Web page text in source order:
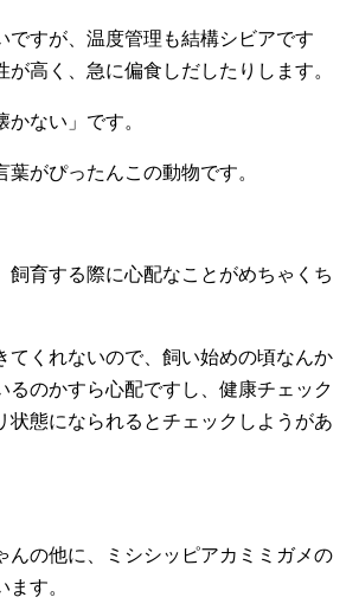
ですが、温度管理も結構シビアです
が高く、急に偏食しだしたりします。
ない」です。
葉がぴったんこの動物です。
飼育する際に心配なことがめちゃくち
てくれないので、飼い始めの頃なんか
るのかすら心配ですし、健康チェック
状態になられるとチェックしようがあ
んの他に、ミシシッピアカミミガメの
す。